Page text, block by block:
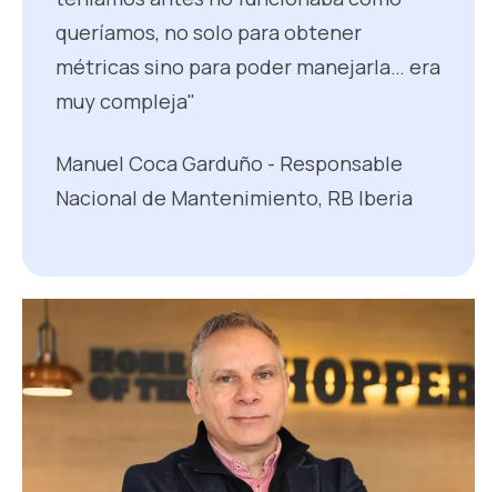
queríamos, no solo para obtener
métricas sino para poder manejarla… era
muy compleja"
Manuel Coca Garduño - Responsable
Nacional de Mantenimiento, RB Iberia